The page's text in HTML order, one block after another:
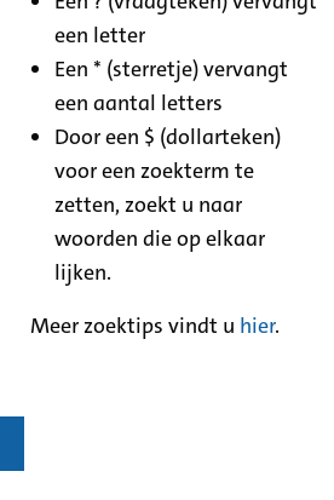
een letter
Een * (sterretje) vervangt
een aantal letters
Door een $ (dollarteken)
voor een zoekterm te
zetten, zoekt u naar
woorden die op elkaar
lijken.
Meer zoektips vindt u hier.